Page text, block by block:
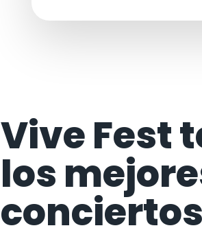
Vive Fest
los
conciertos